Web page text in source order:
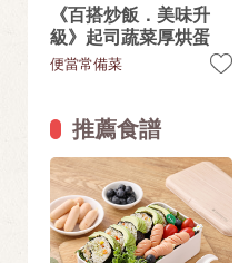
《百搭炒飯．美味升
級》起司蔬菜厚烘蛋
便當常備菜
推薦食譜